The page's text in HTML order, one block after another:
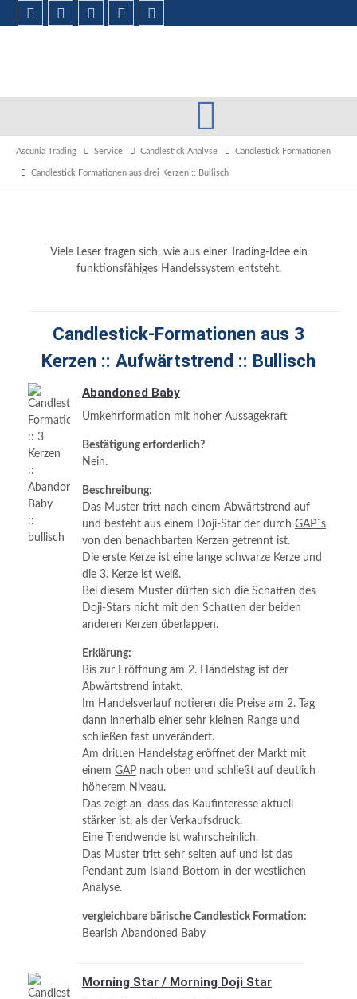
Ascunia Trading Service Candlestick Analyse Candlestick Formationen
Candlestick Formationen aus drei Kerzen :: Bullisch
Viele Leser fragen sich, wie aus einer Trading-Idee ein
funktionsfähiges Handelssystem entsteht.
Candlestick-Formationen aus 3
Kerzen :: Aufwärtstrend :: Bullisch
Abandoned Baby
Umkehrformation mit hoher Aussagekraft
Bestätigung erforderlich?
Nein.
Beschreibung:
Das Muster tritt nach einem Abwärtstrend auf
und besteht aus einem Doji-Star der durch GAP´s
von den benachbarten Kerzen getrennt ist.
Die erste Kerze ist eine lange schwarze Kerze und
die 3. Kerze ist weiß.
Bei diesem Muster dürfen sich die Schatten des
Doji-Stars nicht mit den Schatten der beiden
anderen Kerzen überlappen.
Erklärung:
Bis zur Eröffnung am 2. Handelstag ist der
Abwärtstrend intakt.
Im Handelsverlauf notieren die Preise am 2. Tag
dann innerhalb einer sehr kleinen Range und
schließen fast unverändert.
Am dritten Handelstag eröffnet der Markt mit
einem GAPnach oben und schließt auf deutlich
höherem Niveau.
Das zeigt an, dass das Kaufinteresse aktuell
stärker ist, als der Verkaufsdruck.
Eine Trendwende ist wahrscheinlich.
Das Muster tritt sehr selten auf und ist das
Pendant zum Island-Bottom in der westlichen
Analyse.
vergleichbare bärische Candlestick Formation:
Bearish Abandoned Baby
Morning Star / Morning Doji Star